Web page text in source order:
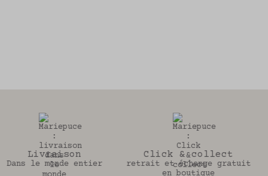
Click & collect
retrait et échange gratuit
en boutique
30 jours
Pour changer d’avis